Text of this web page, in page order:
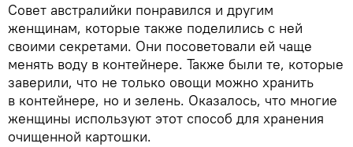
Совет австралийки понравился и другим
женщинам, которые также поделились с ней
своими секретами. Они посоветовали ей чаще
менять воду в контейнере. Также были те, которые
заверили, что не только овощи можно хранить
в контейнере, но и зелень. Оказалось, что многие
женщины используют этот способ для хранения
очищенной картошки.